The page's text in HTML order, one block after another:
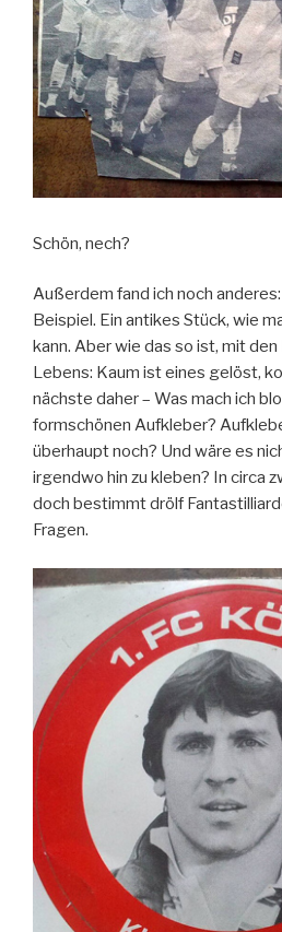
Schön, nech?
Außerdem fand ich noch
Beispiel. Ein antikes Stück, wie
kann. Aber wie das so ist, mit
Lebens: Kaum ist eines gelöst,
nächste daher – Was mach ich
formschönen Aufkleber?
überhaupt noch? Und wäre es
irgendwo hin zu kleben? In circa
doch bestimmt drölf
Fragen.